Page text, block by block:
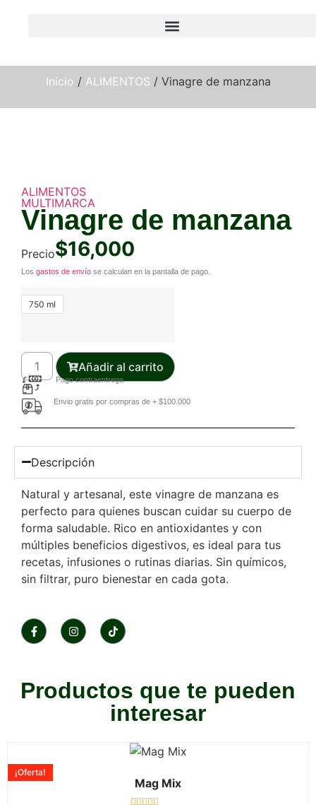
Inicio / ALIMENTOS / Vinagre de manzana
ALIMENTOS
MULTIMARCA
Vinagre de manzana
Precio$16,000
Los gastos de envío se calculan en la pantalla de pago.
750 ml
Añadir al carrito
Pago contraentrega
Envio gratis por compras de + $100.000
Descripción
Natural y artesanal, este vinagre de manzana es
perfecto para quienes buscan cuidar su cuerpo de
forma saludable. Rico en antioxidantes y con
múltiples beneficios digestivos, es ideal para tus
recetas, infusiones o rutinas diarias. Sin químicos,
sin filtrar, puro bienestar en cada gota.
Productos que te pueden
interesar
Mag Mix
¡Oferta!